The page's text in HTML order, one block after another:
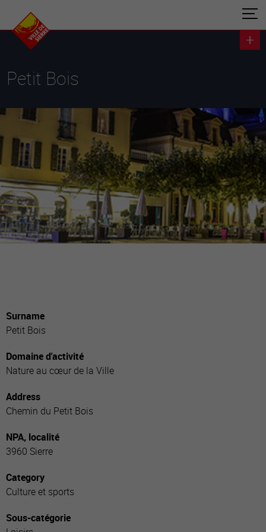
Petit Bois
Surname
Petit Bois
Domaine d'activité
Nature au cœur de la Ville
Address
Chemin du Petit Bois
NPA, localité
3960 Sierre
Category
Culture et sports
Sous-catégorie